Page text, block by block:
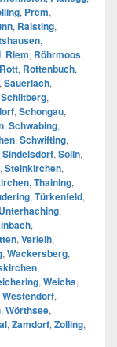
, Prem,
, Raisting,
,
, Riem, Röhrmoos,
Rott, Rottenbuch,
, Sauerlach,
Schiltberg,
, Schongau,
, Schwabing,
, Schwifting,
Sindelsdorf, Solln,
, Steinkirchen,
, Thaining,
, Türkenfeld,
Unterhaching,
,
, Verleih,
, Wackersberg,
,
, Weichs,
Westendorf,
, Wörthsee,
, Zamdorf, Zolling,